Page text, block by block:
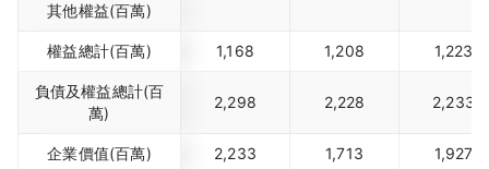
其他權益(百萬)
權益總計(百萬) 1,168 1,208 1,223
負債及權益總計(百
萬)
2,298 2,228 2,233
企業價值(百萬) 2,233 1,713 1,927